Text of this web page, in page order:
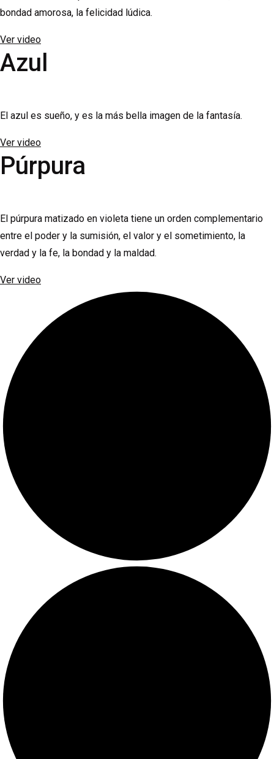
bondad amorosa, la felicidad lúdica.
Ver video
Azul
El azul es sueño, y es la más bella imagen de la fantasía.
Ver video
Púrpura
El púrpura matizado en violeta tiene un orden complementario
entre el poder y la sumisión, el valor y el sometimiento, la
verdad y la fe, la bondad y la maldad.
Ver video